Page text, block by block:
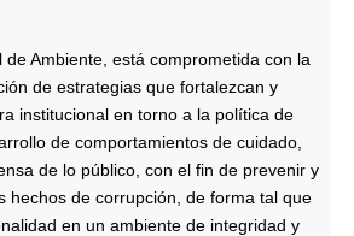
de Ambiente, está comprometida con la
de estrategias que fortalezcan y
institucional en torno a la política de
de comportamientos de cuidado,
de lo público, con el fin de prevenir y
hechos de corrupción, de forma tal que
en un ambiente de integridad y